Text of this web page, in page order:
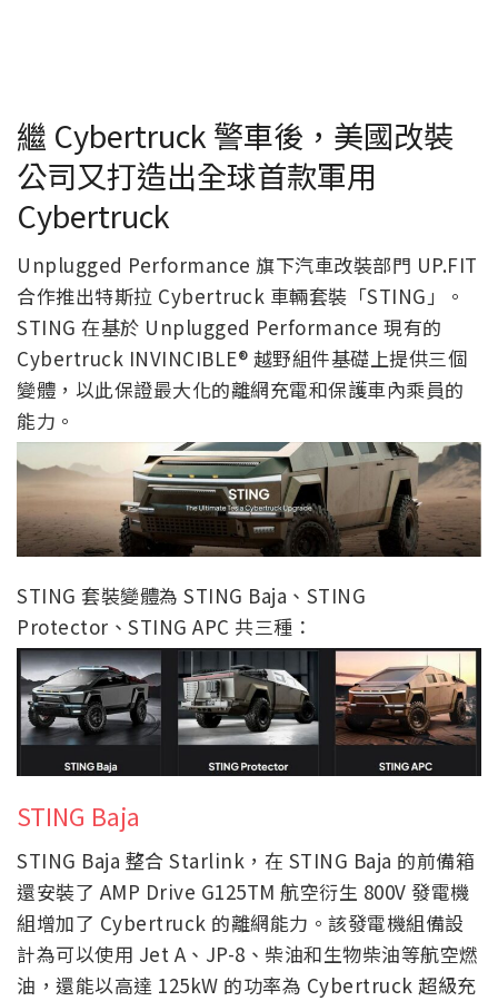
繼 Cybertruck 警車後，美國改裝
公司又打造出全球首款軍用
Cybertruck
Unplugged Performance 旗下汽車改裝部門 UP.FIT
合作推出特斯拉 Cybertruck 車輛套裝「STING」。
STING 在基於 Unplugged Performance 現有的
Cybertruck INVINCIBLE® 越野組件基礎上提供三個
變體，以此保證最大化的離網充電和保護車內乘員的
能力。
STING 套裝變體為 STING Baja、STING
Protector、STING APC 共三種：
STING Baja
STING Baja 整合 Starlink，在 STING Baja 的前備箱
還安裝了 AMP Drive G125TM 航空衍生 800V 發電機
組增加了 Cybertruck 的離網能力。該發電機組備設
計為可以使用 Jet A、JP-8、柴油和生物柴油等航空燃
油，還能以高達 125kW 的功率為 Cybertruck 超級充